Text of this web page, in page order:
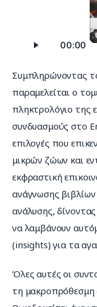
00:00
Συμπληρώνοντας
παραμελείται ο
πληκτρολόγιο της
συνδυασμούς στο
επιλογές που
μικρών ζώων και
εκφραστική
ανάγνωσης βιβλίων
ανάλυσης,
να λαμβάνουν
(insights) για τα
Όλες αυτές οι
τη μακροπρόθεσμη